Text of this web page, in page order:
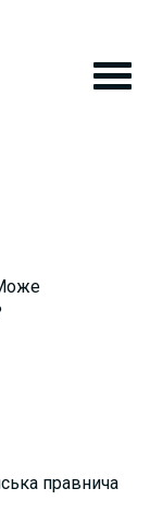
правнича